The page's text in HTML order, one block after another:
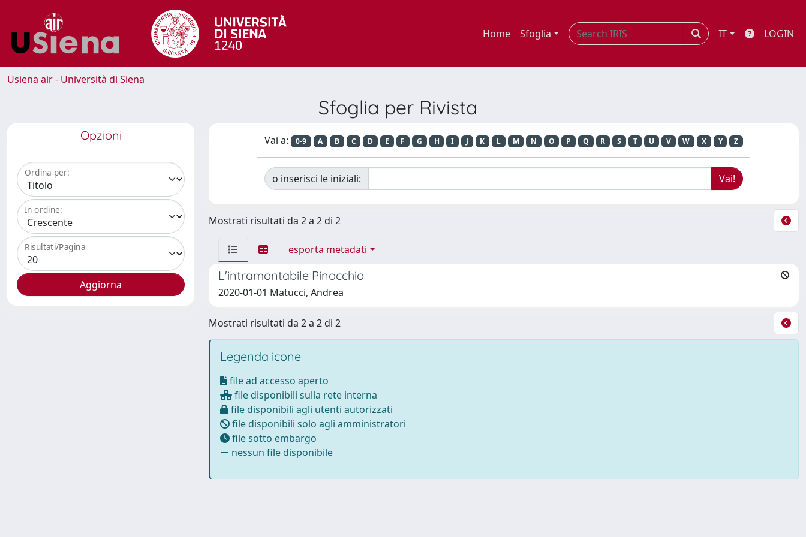
Home Sfoglia IT LOGIN
Usiena air - Università di Siena
Sfoglia per Rivista
Opzioni
Ordina per:
In ordine:
Risultati/Pagina
Vai a: 0-9 A B C D E F G H I J K L M N O P Q R S T U V W X Y Z
o inserisci le iniziali:
Mostrati risultati da 2 a 2 di 2
esporta metadati
L'intramontabile Pinocchio
2020-01-01 Matucci, Andrea
Mostrati risultati da 2 a 2 di 2
Legenda icone
file ad accesso aperto
file disponibili sulla rete interna
file disponibili agli utenti autorizzati
file disponibili solo agli amministratori
file sotto embargo
nessun file disponibile